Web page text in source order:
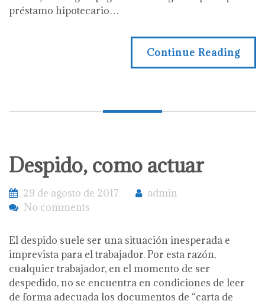
reclamarlos
préstamo hipotecario…
Continue Reading
Despido, como actuar
29 de agosto de 2017
admin
No comments
El despido suele ser una situación inesperada e
imprevista para el trabajador. Por esta razón,
cualquier trabajador, en el momento de ser
despedido, no se encuentra en condiciones de leer
de forma adecuada los documentos de “carta de